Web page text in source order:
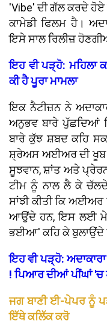
'Vibe' ਦੀ ਗੱਲ ਕਰਦੇ ਹੋਏ
ਕਾਮੇਡੀ ਫਿਲਮ ਹੈ।
ਇਸੇ ਸਾਲ ਰਿਲੀਜ਼
ਇਹ ਵੀ ਪੜ੍ਹੋ: ਮਹਿਲਾ
ਕੀ ਹੈ ਪੂਰਾ ਮਾਮਲਾ
ਇਕ ਨੈਟੀਜ਼ਨ ਨੇ
ਅਨੁਭਵ ਬਾਰੇ ਪੁੱਛਦਿਆਂ
ਬਾਰੇ ਕੁੱਝ ਸ਼ਬਦ ਕਹਿ
ਸ਼੍ਰੇਅਸ ਅਈਅਰ ਦੀ ਖੂਬ
ਸੂਝਵਾਨ, ਸ਼ਾਂਤ ਅਤੇ
ਟੀਮ ਨੂੰ ਨਾਲ ਲੈ ਕੇ
ਸਾਂਝੀ ਕੀਤੀ ਕਿ
ਆਉਂਦੇ ਹਨ, ਇਸ ਲਈ
ਭਈਆ' ਕਹਿ ਕੇ ਬੁਲਾਉਂਦੇ
ਇਹ ਵੀ ਪੜ੍ਹੋ:
! ਪਿਆਰ ਦੀਆਂ ਪੀਂਘਾਂ
ਜਗ ਬਾਣੀ ਈ-ਪੇਪਰ ਨੂੰ
ਇੱਥੇ ਕਲਿੱਕ ਕਰੋ